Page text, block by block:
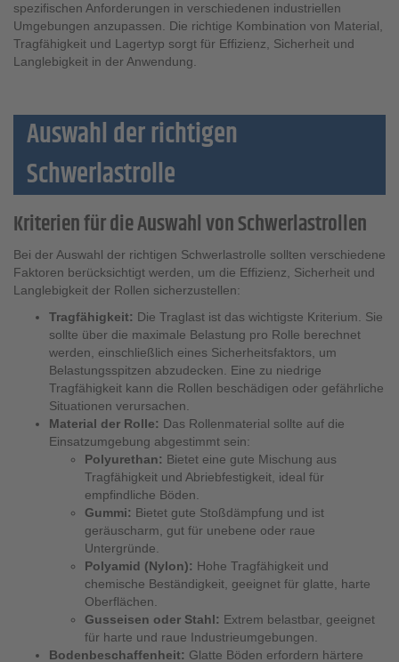
spezifischen Anforderungen in verschiedenen industriellen
Umgebungen anzupassen. Die richtige Kombination von Material,
Tragfähigkeit und Lagertyp sorgt für Effizienz, Sicherheit und
Langlebigkeit in der Anwendung.
Auswahl der richtigen
Schwerlastrolle
Kriterien für die Auswahl von Schwerlastrollen
Bei der Auswahl der richtigen Schwerlastrolle sollten verschiedene
Faktoren berücksichtigt werden, um die Effizienz, Sicherheit und
Langlebigkeit der Rollen sicherzustellen:
Tragfähigkeit: Die Traglast ist das wichtigste Kriterium. Sie
sollte über die maximale Belastung pro Rolle berechnet
werden, einschließlich eines Sicherheitsfaktors, um
Belastungsspitzen abzudecken. Eine zu niedrige
Tragfähigkeit kann die Rollen beschädigen oder gefährliche
Situationen verursachen.
Material der Rolle: Das Rollenmaterial sollte auf die
Einsatzumgebung abgestimmt sein:
Polyurethan: Bietet eine gute Mischung aus
Tragfähigkeit und Abriebfestigkeit, ideal für
empfindliche Böden.
Gummi: Bietet gute Stoßdämpfung und ist
geräuscharm, gut für unebene oder raue
Untergründe.
Polyamid (Nylon): Hohe Tragfähigkeit und
chemische Beständigkeit, geeignet für glatte, harte
Oberflächen.
Gusseisen oder Stahl: Extrem belastbar, geeignet
für harte und raue Industrieumgebungen.
Bodenbeschaffenheit: Glatte Böden erfordern härtere